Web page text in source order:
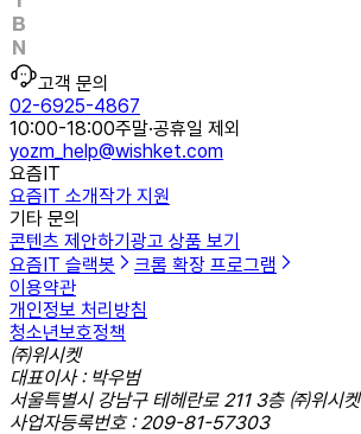
고객 문의
02-6925-4867
10:00-18:00주말·공휴일 제외
yozm_help@wishket.com
요즘IT
요즘IT 소개작가 지원
기타 문의
콘텐츠 제안하기 광고 상품 보기
요즘IT 슬랙봇
크롬 확장 프로그램
이용약관
개인정보 처리방침
청소년보호정책
㈜위시켓
대표이사 : 박우범
서울특별시 강남구 테헤란로 211 3층 ㈜위시켓
사업자등록번호 : 209-81-57303